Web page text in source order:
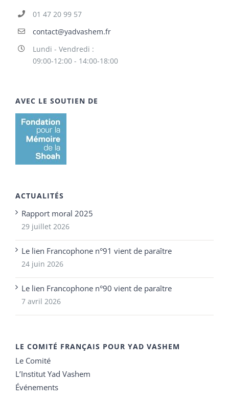
01 47 20 99 57
contact@yadvashem.fr
Lundi - Vendredi :
09:00-12:00 - 14:00-18:00
AVEC LE SOUTIEN DE
ACTUALITÉS
Rapport moral 2025
29 juillet 2026
Le lien Francophone n°91 vient de paraître
24 juin 2026
Le lien Francophone n°90 vient de paraître
7 avril 2026
LE COMITÉ FRANÇAIS POUR YAD VASHEM
Le Comité
L’Institut Yad Vashem
Événements